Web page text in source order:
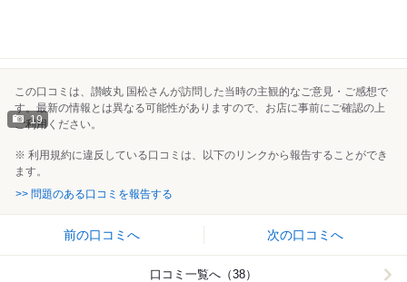
19
この口コミは、讃岐丸 国松さんが訪問した当時の主観的なご意見・ご感想で
す。最新の情報とは異なる可能性がありますので、お店に事前にご確認の上
ご利用ください。
※ 利用規約に違反している口コミは、以下のリンクから報告することができ
ます。
>> 問題のある口コミを報告する
前の口コミへ 次の口コミへ
口コミ一覧へ（38）